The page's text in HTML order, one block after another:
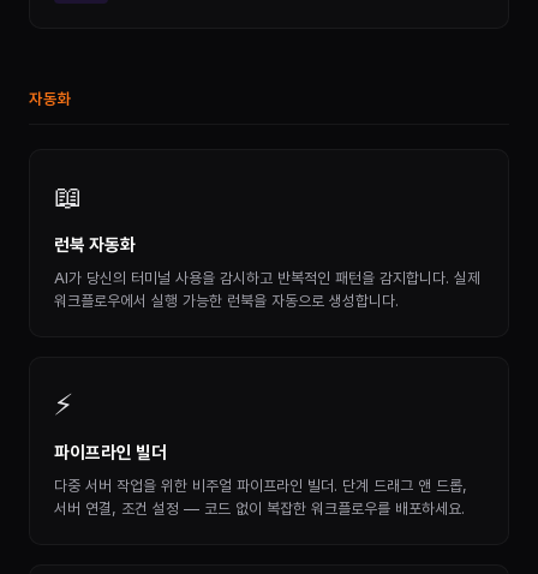
자동화
📖
런북 자동화
AI가 당신의 터미널 사용을 감시하고 반복적인 패턴을 감지합니다. 실제
워크플로우에서 실행 가능한 런북을 자동으로 생성합니다.
⚡
파이프라인 빌더
다중 서버 작업을 위한 비주얼 파이프라인 빌더. 단계 드래그 앤 드롭,
서버 연결, 조건 설정 — 코드 없이 복잡한 워크플로우를 배포하세요.